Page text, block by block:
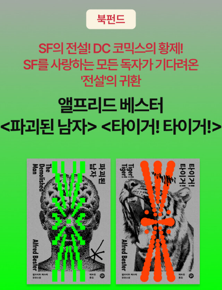
어미는 다정했다. 서로를 믿고 의지하면 온전한 가족을 이루고 있다.
호랑이를 무섭고 용맹하게만 생각하지만, 이렇게 평화록보 다정한 모
습이 호랑이의 일상적인 모습일 것이다. 사람들은 호랑이에게 강렬하
고 자극적인 모습을 찾는다. 이렇게 무방비 상태로 배를 드러내고 뒹
구는 모습을 보면 시시해한다. 하지만 나에게는 이런 월백의 가족을
두 눈으로 바라보는 지금 이 순간이 가슴 떨리는 삶의 절정이다. 암호
랑이가 야생에서 새끼들과 뒹굴며 노는 모습은 자연의 가장 깊은 곳
에서만 볼 수 있다. 가장 은밀하고 안전하다고 생각하는 곳에서만 암
호랑이는 자신의 내밀한 가정사를 언뜻 보여준다. 지금 나 자신, 자연
니다. - 434쪽
친 그 사람. 근데 이 분이 책까지 낸 줄은 미처 몰랐다. 그런데 문장마
나풀나풀 떨어지면 실바람이다. 얼굴에 바람이 느껴지고 눈송이가 비
켜 내리면 남실바람이다. .......작은 나무 전체가 흔들리며 그 우듬지
에 쌓인 눈 더미가 날아가면 들바람이고, 큰 가지가 흔들리며 숲이 전
깃줄처럼 울면 된바람이다. ....큰 가지가 부러져 날아가고 바다에서
용오름이 일어나면 큰센바람이고, 나무가 뿌리째 뽑히고 숲이 뒤집히
면 노대바람이다.” <왜 인도주의는 전쟁으로 치닫는가?>는 나중을
기약하며 미룬 책이라고. <죽음과 함께 춤을>은 안락사도 시행하는
러의 치부를 폭로한 언론인 아이다 미네르바 타벨에 관한 책. 이 책
을 읽고 그녀가 떠올린 연쇄는 <삼성이 버린 또 하나의 가족>이었다.
이 책엔 어이없이 죽거나 중병에 걸린 피해자 115명의 명단이 실려
있다고 한다. 저자는 베텔하임의 <옛 이야기의 매력>- <동화의 정
체>- 필립 아리에스의 <아동의 탄생>으로의 연쇄에 대한 미련을 토
로한다. 도서정가제 이전 아리에스의 <아동의 탄생> 반값으로 나왔
을 때 질렀어야 했나. 김이경 작가는 처음 접하는 이름이었다. 이 책
을 읽는 내내 작가의 마음이 느껴졌다고 해야 할까. 꼭 리뷰를 써야겠
다고 마음먹었다. 미처 읽지 못해 부끄러운 책들도 많았다. <몬산토
2011)이다. '삶이 종말을 고하게 되어 있다는 사실도 우리의 삶을 무
의미하게 만들지 못한다. ‘신이 없는 세상이 반드시 허무할 필요가 있
다. 책은 같은 출판사에서 나오는 '인생의 의미' 시리즈의 하나인데, <
빅 퀘스천>(필로소픽, 2011)이 첫 권이었다. 공역자의 한 사람인 이
윤의 <굿바이 카뮈>가 근간 예정으로 다섯번째 책이 되는 듯싶다.요
기> 시리즈에 이어서 베스트셀러 <철학카페에서 문학읽기>(웅진지
식하우스, 2006)의 저자 김용규의 <철학카페에서 시읽기>(웅진지
식하우스, 2011)도 이달의 읽을 만한 책으로 꼽아본다. 한층 여유롭
학레스토랑에서 시 요리하기'로 읽힌다.4. 정치/사회마인섭 교수의
추천서는 캐스 R. 선스타인의 <우리는 왜 극단에 끌리는가>(프리뷰,
2011)이다. 집단극단화 혹은 집단사고의 문제를 다룬 책으로' 저자는
이 상식에 어긋나는 듯하면서도 흔히 우리가 경험하는 극단화의 현상
을 명쾌하고 쉽게 설명해준다. 저자의 주장과 설명은 단순한 짐작과
추상이 아니라 많은 관련된 이론, 연구논문과 실험 그리고 사례분석
으로 매우 흥미롭게 전개되었다.' 베스트셀러 <넛지>(리더스북, 200
9)의 공저자이기도 한 선스타인의 책으론 <루머>(프리뷰, 2009)와
<왜 사회에는 이견이 필요한가>(후마니타스, 2009)도소개돼있다.
극단으로 치자면 벤츠 검사까지 등장한 대한민국 검찰도 한 극단을